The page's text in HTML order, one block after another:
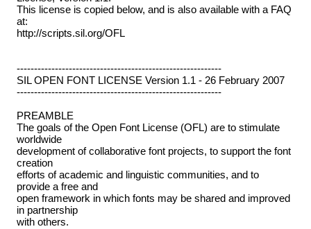
This license is copied below, and is also available with a FAQ
at:
http://scripts.sil.org/OFL
-----------------------------------------------------------
SIL OPEN FONT LICENSE Version 1.1 - 26 February 2007
-----------------------------------------------------------
PREAMBLE
The goals of the Open Font License (OFL) are to stimulate
worldwide
development of collaborative font projects, to support the font
creation
efforts of academic and linguistic communities, and to
provide a free and
open framework in which fonts may be shared and improved
in partnership
with others.